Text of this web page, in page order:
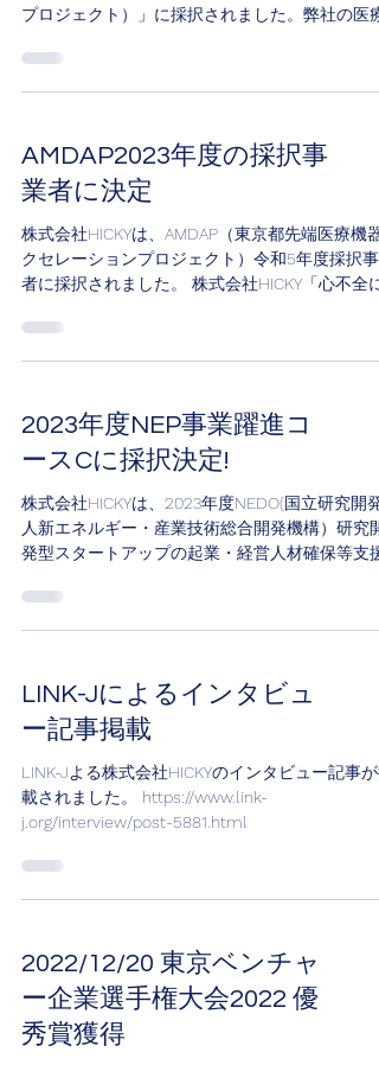
プロジェクト）」に採択されました。弊社の医療
になります。 従業員一同力を合わせて尚一層邁
して参ります。...
AMDAP2023年度の採択事
業者に決定
株式会社HICKYは、AMDAP（東京都先端医療機器
クセレーションプロジェクト）令和5年度採択事
者に採択されました。 株式会社HICKY「心不全に
デバイス開発」 採択事業者に選んでいただけ大
光栄です。これからも切磋琢磨しなが...
2023年度NEP事業躍進コ
ースCに採択決定!
株式会社HICKYは、2023年度NEDO(国立研究開発
人新エネルギー・産業技術総合開発機構）研究開
発型スタートアップの起業・経営人材確保等支援
成事業（NEP)の躍進コースCに採択されました。
LINK-Jによるインタビュ
ー記事掲載
LINK-Jよる株式会社HICKYのインタビュー記事が
載されました。 https://www.link-
j.org/interview/post-5881.html
2022/12/20 東京ベンチャ
ー企業選手権大会2022 優
秀賞獲得